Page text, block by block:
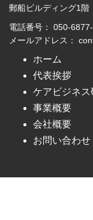
郵船ビルディング1階
電話番号： 050-
メールアドレス：
ホーム
代表挨拶
ケアビジネス
事業概要
会社概要
お問い合わせ